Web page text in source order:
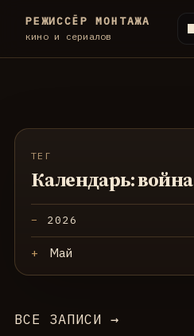
РЕЖИССЁР МОНТАЖА
кино и сериалов
ВСЕ ЗАПИСИ →
ТЕГ
Календарь: война
2026
Май